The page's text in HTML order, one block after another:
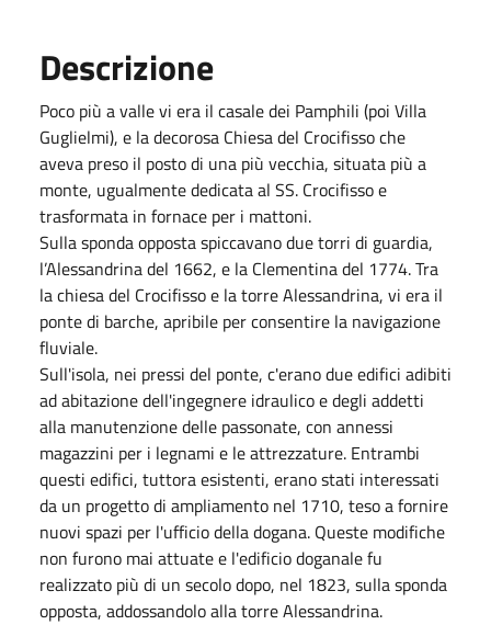
Descrizione
Poco più a valle vi era il casale dei Pamphili (poi Villa
Guglielmi), e la decorosa Chiesa del Crocifisso che
aveva preso il posto di una più vecchia, situata più a
monte, ugualmente dedicata al SS. Crocifisso e
trasformata in fornace per i mattoni.
Sulla sponda opposta spiccavano due torri di guardia,
l’Alessandrina del 1662, e la Clementina del 1774. Tra
la chiesa del Crocifisso e la torre Alessandrina, vi era il
ponte di barche, apribile per consentire la navigazione
fluviale.
Sull'isola, nei pressi del ponte, c'erano due edifici adibiti
ad abitazione dell'ingegnere idraulico e degli addetti
alla manutenzione delle passonate, con annessi
magazzini per i legnami e le attrezzature. Entrambi
questi edifici, tuttora esistenti, erano stati interessati
da un progetto di ampliamento nel 1710, teso a fornire
nuovi spazi per l'ufficio della dogana. Queste modifiche
non furono mai attuate e l'edificio doganale fu
realizzato più di un secolo dopo, nel 1823, sulla sponda
opposta, addossandolo alla torre Alessandrina.